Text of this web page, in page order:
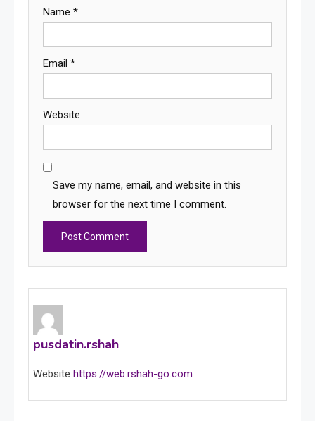
Name *
Email *
Website
Save my name, email, and website in this
browser for the next time I comment.
pusdatin.rshah
Website https://web.rshah-go.com